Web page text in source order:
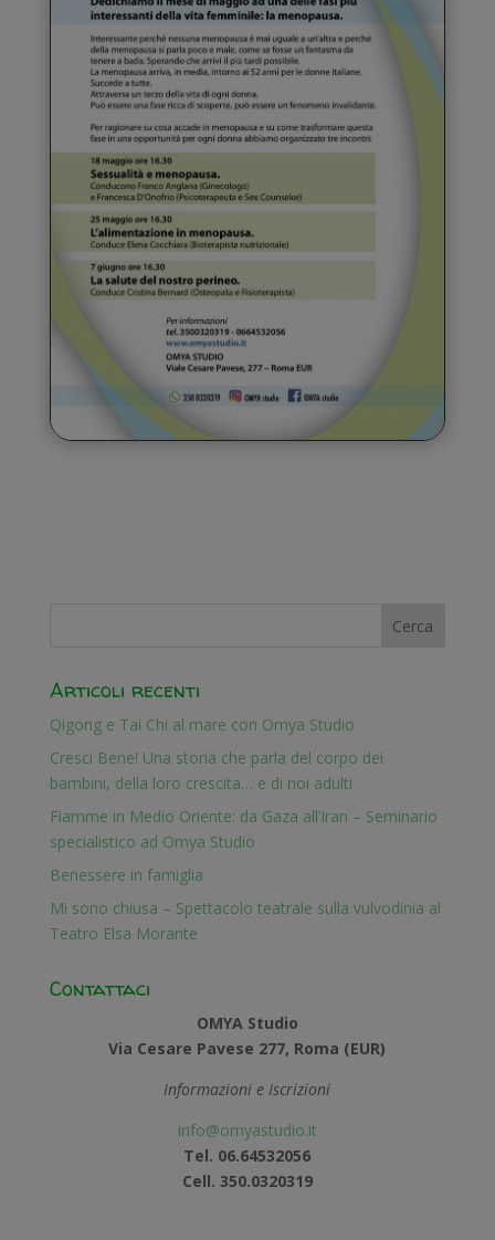
Articoli recenti
Qigong e Tai Chi al mare con Omya Studio
Cresci Bene! Una storia che parla del corpo dei
bambini, della loro crescita… e di noi adulti
Fiamme in Medio Oriente: da Gaza all’Iran – Seminario
specialistico ad Omya Studio
Benessere in famiglia
Mi sono chiusa – Spettacolo teatrale sulla vulvodinia al
Teatro Elsa Morante
Contattaci
OMYA Studio
Via Cesare Pavese 277, Roma (EUR)
Informazioni e Iscrizioni
info@omyastudio.it
Tel. 06.64532056
Cell. 350.0320319